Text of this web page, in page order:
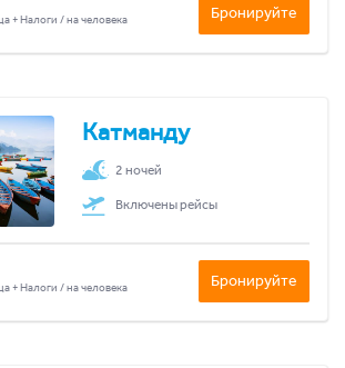
+ Налоги / на человека Бронируйте
Катманду
2 ночей
Включены рейсы
+ Налоги / на человека Бронируйте